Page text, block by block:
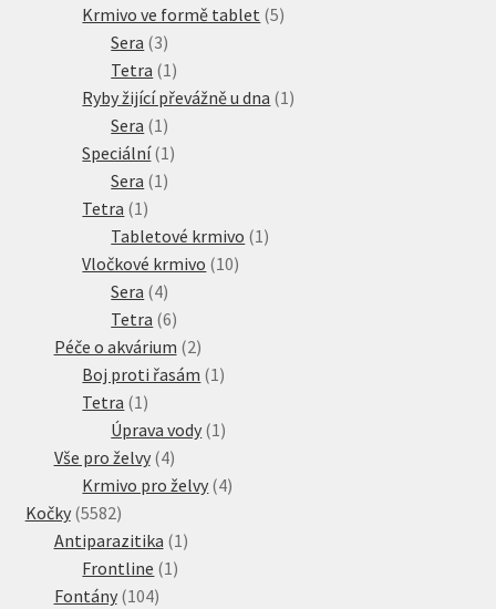
produkty
Krmivo ve formě tablet 55
Sera 33
produkty
Tetra 1 1
produkt
Ryby žijící převážně u dna 1 1
Sera 1 1
produkt
Speciální 1 1
Sera 1 1
Tetra 1 1
produkt
Tabletové krmivo 1 1
Vločkové krmivo 1010
Sera 44
produkty
Tetra 66
produktů
Péče o akvárium 22
produkty
Boj proti řasám 1 1
Tetra 1 1
produkt
Úprava vody 1 1
Vše pro želvy 44
produkty
Krmivo pro želvy 44
Kočky 55825582
produktů
Antiparazitika 1 1
Frontline 1 1
Fontány 104104